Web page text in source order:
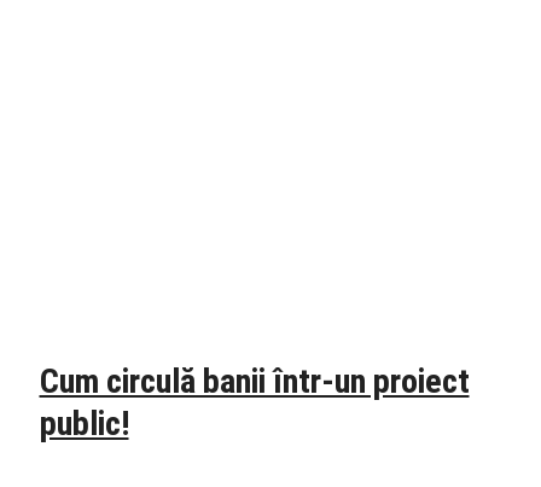
Cum circulă banii într-un proiect
public!